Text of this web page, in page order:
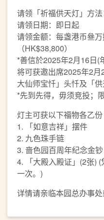
请领「祈福供天灯」方法
请领日期：即日起
请领金额：每盏港币叄
（HK$38,800）
*善信於2025年2月16日(
将可获邀出席2025年2
大仙师宝忏」头忏及「供
*先到先得，毋须竞投；
灯主可获以下福物各乙份
1. 「如意吉祥」摆件
2. 九色珠手链
3. 啬色园百周年纪念金钞
4. 「大殿入殿证」(2张)
一次。)
详情请亲临本园总办事处